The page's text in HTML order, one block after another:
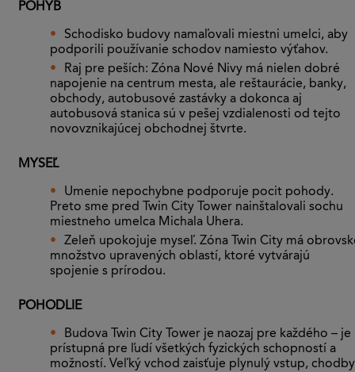
POHYB
Schodisko budovy namaľovali miestni umelci, aby
podporili používanie schodov namiesto výťahov.
Raj pre peších: Zóna Nové Nivy má nielen dobré
napojenie na centrum mesta, ale reštaurácie, banky,
obchody, autobusové zastávky a dokonca aj
autobusová stanica sú v pešej vzdialenosti od tejto
novovznikajúcej obchodnej štvrte.
MYSEĽ
Umenie nepochybne podporuje pocit pohody.
Preto sme pred Twin City Tower nainštalovali sochu
miestneho umelca Michala Uhera.
Zeleň upokojuje myseľ. Zóna Twin City má
množstvo upravených oblastí, ktoré vytvárajú
spojenie s prírodou.
POHODLIE
Budova Twin City Tower je naozaj pre každého – je
prístupná pre ľudí všetkých fyzických schopností a
možností. Veľký vchod zaisťuje plynulý vstup, chodby